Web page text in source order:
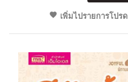
เพิ่มไปรายการโปรด